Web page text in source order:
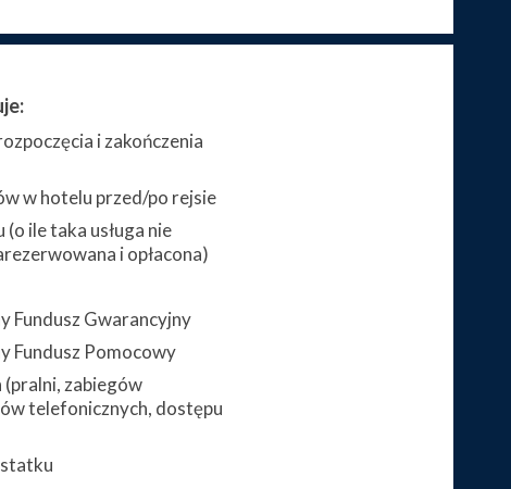
i zakończenia
w hotelu przed/po rejsie
ile taka usługa nie
i opłacona)
Fundusz Gwarancyjny
Fundusz Pomocowy
zabiegów
telefonicznych, dostępu